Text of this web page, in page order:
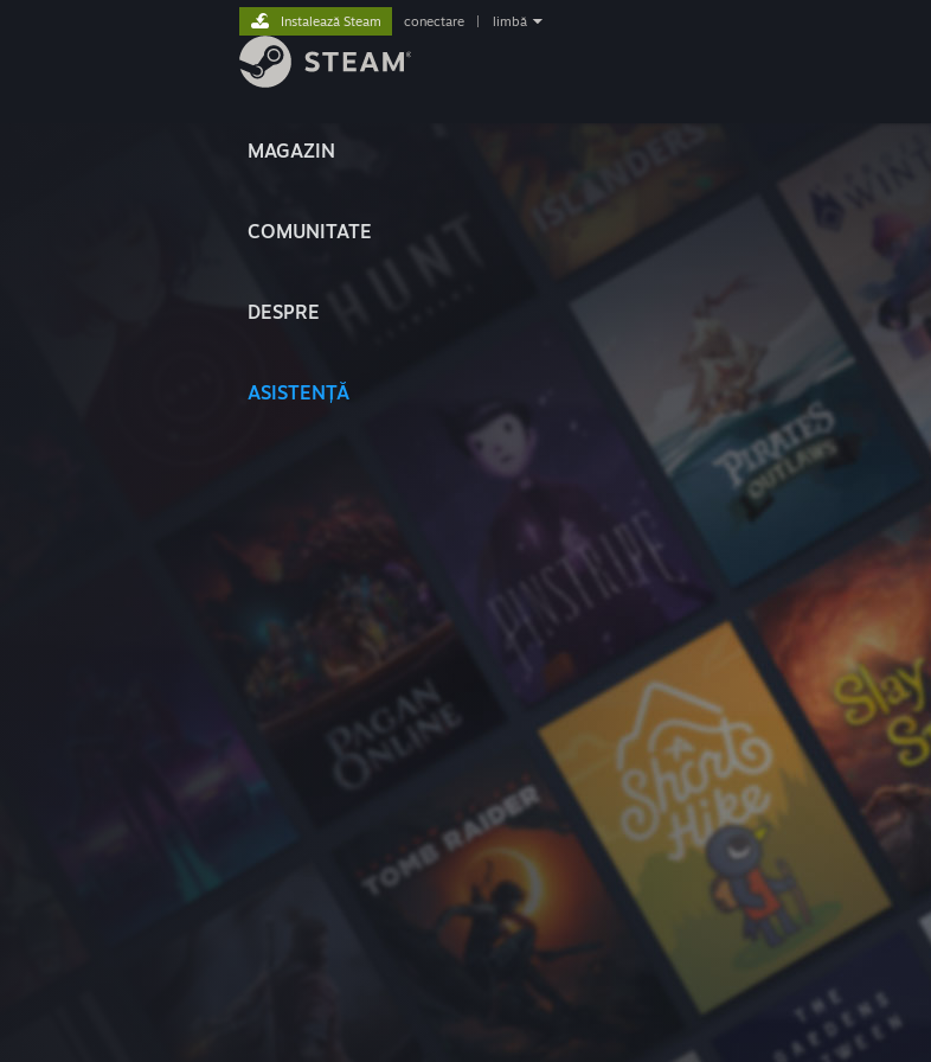
MAGAZIN
COMUNITATE
DESPRE
ASISTENȚĂ
Instalează Steam conectare limbă